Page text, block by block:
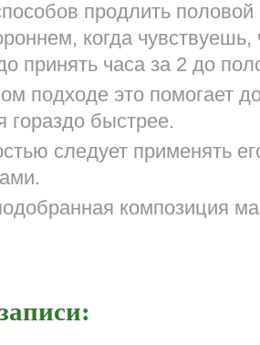
продлить
когда
принять часа за 2 до
подходе это помогает
гораздо быстрее.
следует применять
композиция